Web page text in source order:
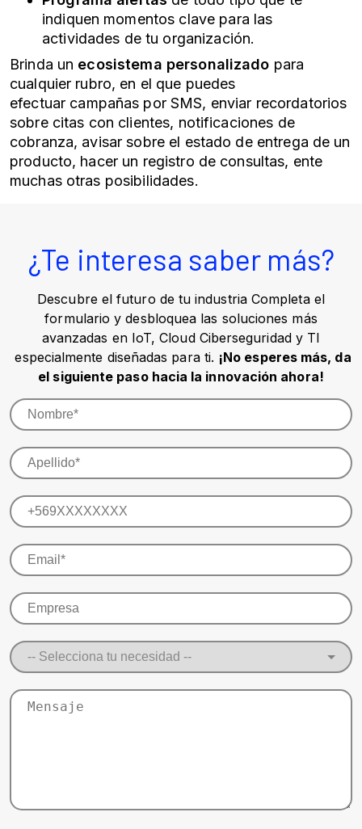
indiquen momentos clave para las
actividades de tu organización.
Brinda un ecosistema personalizado para
cualquier rubro, en el que puedes
efectuar campañas por SMS, enviar recordatorios
sobre citas con clientes, notificaciones de
cobranza, avisar sobre el estado de entrega de un
producto, hacer un registro de consultas, ente
muchas otras posibilidades.
¿Te interesa saber más?
Descubre el futuro de tu industria Completa el
formulario y desbloquea las soluciones más
avanzadas en IoT, Cloud Ciberseguridad y TI
especialmente diseñadas para ti. ¡No esperes más, da
el siguiente paso hacia la innovación ahora!